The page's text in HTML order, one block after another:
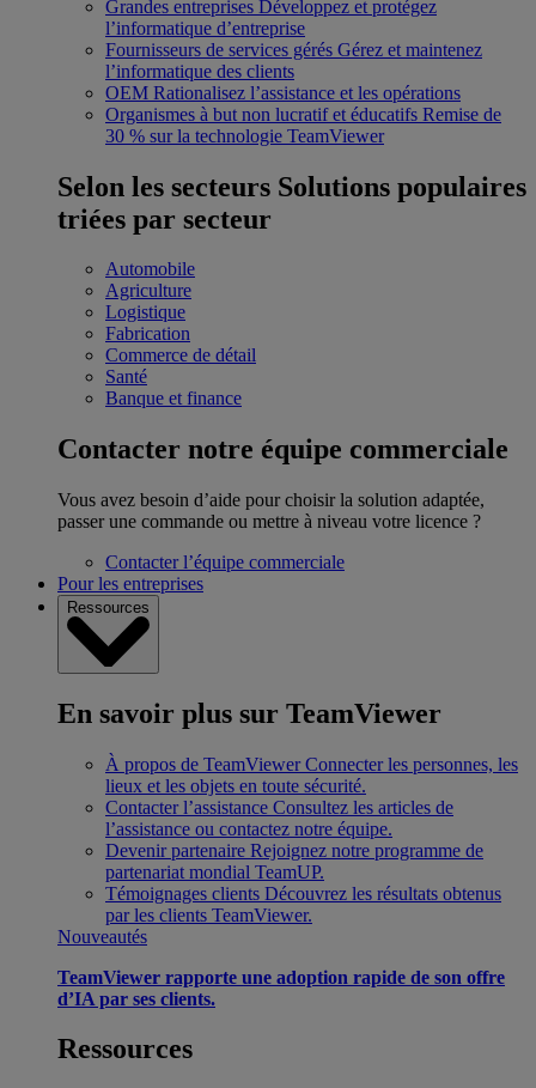
Grandes entreprises Développez et protégez
l’informatique d’entreprise
Fournisseurs de services gérés Gérez et maintenez
l’informatique des clients
OEM Rationalisez l’assistance et les opérations
Organismes à but non lucratif et éducatifs Remise de
30 % sur la technologie TeamViewer
Selon les secteurs Solutions populaires
triées par secteur
Automobile
Agriculture
Logistique
Fabrication
Commerce de détail
Santé
Banque et finance
Contacter notre équipe commerciale
Vous avez besoin d’aide pour choisir la solution adaptée,
passer une commande ou mettre à niveau votre licence ?
Contacter l’équipe commerciale
Pour les entreprises
Ressources
En savoir plus sur TeamViewer
À propos de TeamViewer Connecter les personnes, les
lieux et les objets en toute sécurité.
Contacter l’assistance Consultez les articles de
l’assistance ou contactez notre équipe.
Devenir partenaire Rejoignez notre programme de
partenariat mondial TeamUP.
Témoignages clients Découvrez les résultats obtenus
par les clients TeamViewer.
Nouveautés
TeamViewer rapporte une adoption rapide de son offre
d’IA par ses clients.
Ressources